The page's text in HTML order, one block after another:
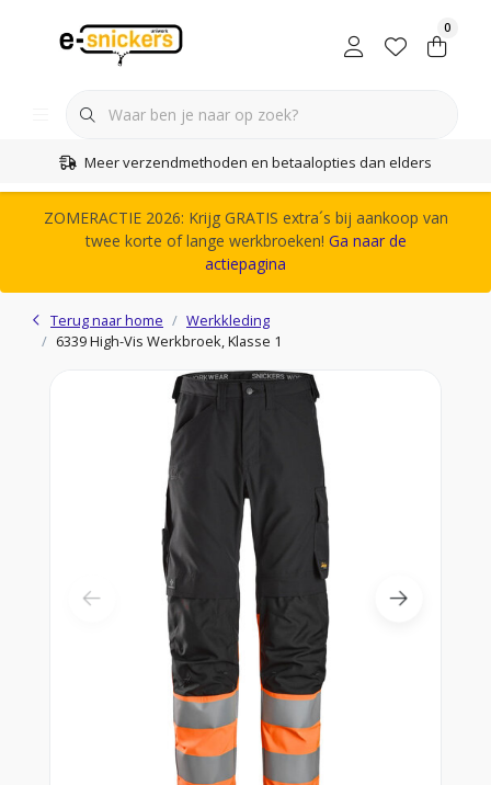
0
Meer verzendmethoden en betaalopties dan elders
ZOMERACTIE 2026: Krijg GRATIS extra´s bij aankoop van
twee korte of lange werkbroeken! Ga naar de
actiepagina
Terug naar home
Werkkleding
6339 High-Vis Werkbroek, Klasse 1